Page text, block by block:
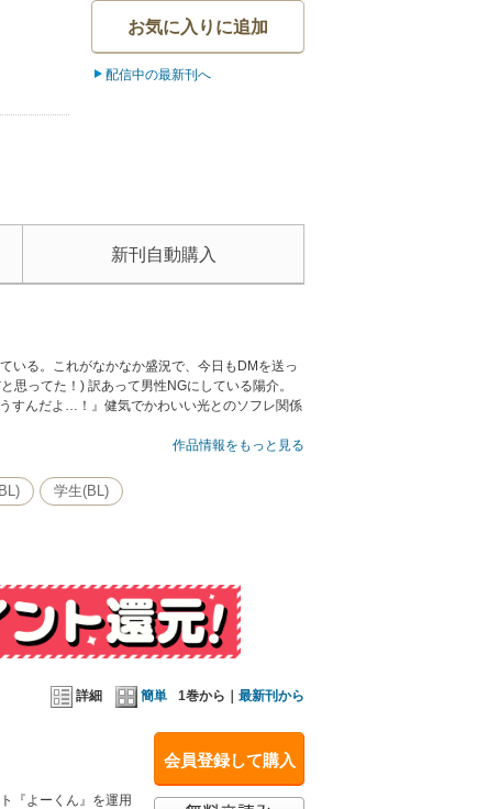
お気に入りに追加
配信中の最新刊へ
新刊自動購入
いる。これがなかなか盛況で、今日もDMを送っ
ってた！) 訳あって男性NGにしている陽介。
すんだよ…！』健気でかわいい光とのソフレ関係
作品情報をもっと見る
学生(BL)
詳細 簡単 1巻から｜ 最新刊から
会員登録して購入
『よーくん』を運用